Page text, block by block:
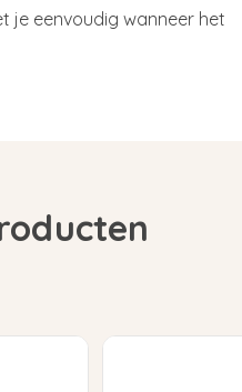
je eenvoudig wanneer het